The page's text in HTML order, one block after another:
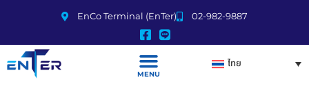
EnCo Terminal (EnTer) 02-982-9887
MENU
ไทย